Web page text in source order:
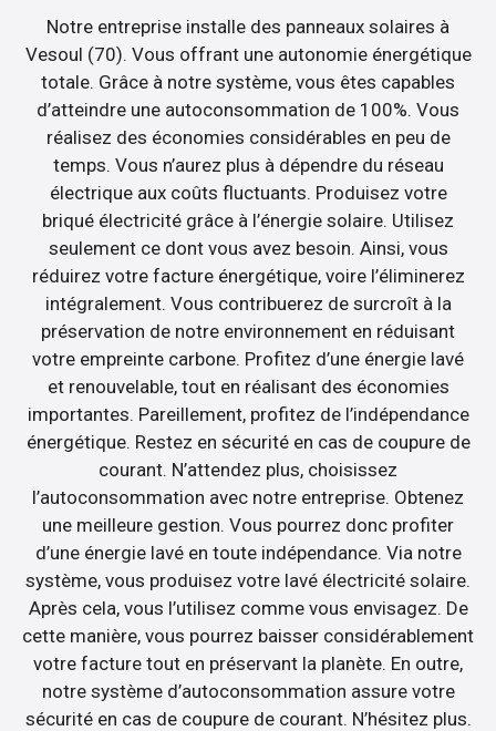
Notre entreprise installe des panneaux solaires à
Vesoul (70). Vous offrant une autonomie énergétique
totale. Grâce à notre système, vous êtes capables
d’atteindre une autoconsommation de 100%. Vous
réalisez des économies considérables en peu de
temps. Vous n’aurez plus à dépendre du réseau
électrique aux coûts fluctuants. Produisez votre
briqué électricité grâce à l’énergie solaire. Utilisez
seulement ce dont vous avez besoin. Ainsi, vous
réduirez votre facture énergétique, voire l’éliminerez
intégralement. Vous contribuerez de surcroît à la
préservation de notre environnement en réduisant
votre empreinte carbone. Profitez d’une énergie lavé
et renouvelable, tout en réalisant des économies
importantes. Pareillement, profitez de l’indépendance
énergétique. Restez en sécurité en cas de coupure de
courant. N’attendez plus, choisissez
l’autoconsommation avec notre entreprise. Obtenez
une meilleure gestion. Vous pourrez donc profiter
d’une énergie lavé en toute indépendance. Via notre
système, vous produisez votre lavé électricité solaire.
Après cela, vous l’utilisez comme vous envisagez. De
cette manière, vous pourrez baisser considérablement
votre facture tout en préservant la planète. En outre,
notre système d’autoconsommation assure votre
sécurité en cas de coupure de courant. N’hésitez plus.